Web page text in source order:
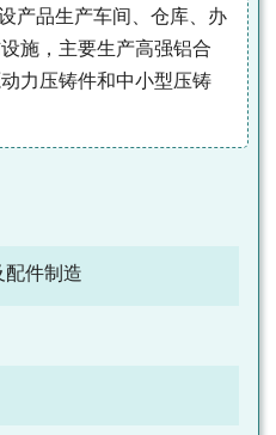
产品生产车间、仓库、办
施，主要生产高强铝合
力压铸件和中小型压铸
件制造